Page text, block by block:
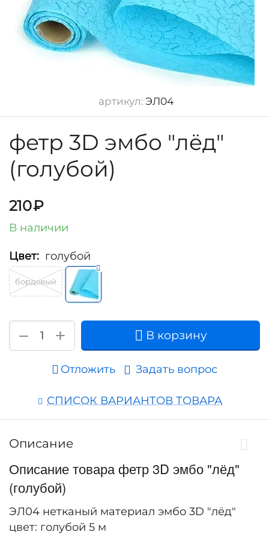
артикул: ЭЛ04
фетр 3D эмбо "лёд"
(голубой)
210₽
В наличии
Цвет: голубой
бордовый
+
− В корзину
Отложить Задать вопрос
СПИСОК ВАРИАНТОВ ТОВАРА
Описание
Описание товара фетр 3D эмбо "лёд"
(голубой)
ЭЛ04 нетканый материал эмбо 3D "лёд"
цвет: голубой 5 м